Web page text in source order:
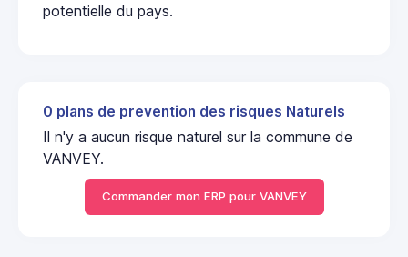
potentielle du pays.
0 plans de prevention des risques Naturels
Il n'y a aucun risque naturel sur la commune de
VANVEY.
Commander mon ERP pour VANVEY